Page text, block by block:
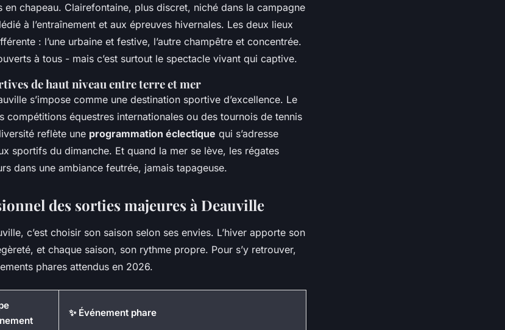
en chapeau. Clairefontaine, plus discret, niché dans la campagne
à l’entraînement et aux épreuves hivernales. Les deux lieux
: l’une urbaine et festive, l’autre champêtre et concentrée.
à tous - mais c’est surtout le spectacle vivant qui captive.
de haut niveau entre terre et mer
s’impose comme une destination sportive d’excellence. Le
compétitions équestres internationales ou des tournois de tennis
reflète une programmation éclectique qui s’adresse
sportifs du dimanche. Et quand la mer se lève, les régates
dans une ambiance feutrée, jamais tapageuse.
des sorties majeures à Deauville
c’est choisir son saison selon ses envies. L’hiver apporte son
et chaque saison, son rythme propre. Pour s’y retrouver,
phares attendus en 2026.
✨ Événement phare